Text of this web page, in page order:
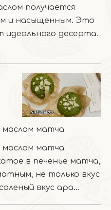
получается
и насыщенным. Это
идеального десерта.
маслом матча
маслом матча
в печенье матча,
не только вкус
вкус ара...